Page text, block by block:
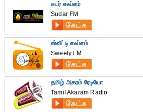
சுடர் எஃப்எம்
Sudar FM
ஸ்வீட்டி எஃப்எம்
Sweety FM
தமிழ் அகரம் ரேடியோ
Tamil Akaram Radio